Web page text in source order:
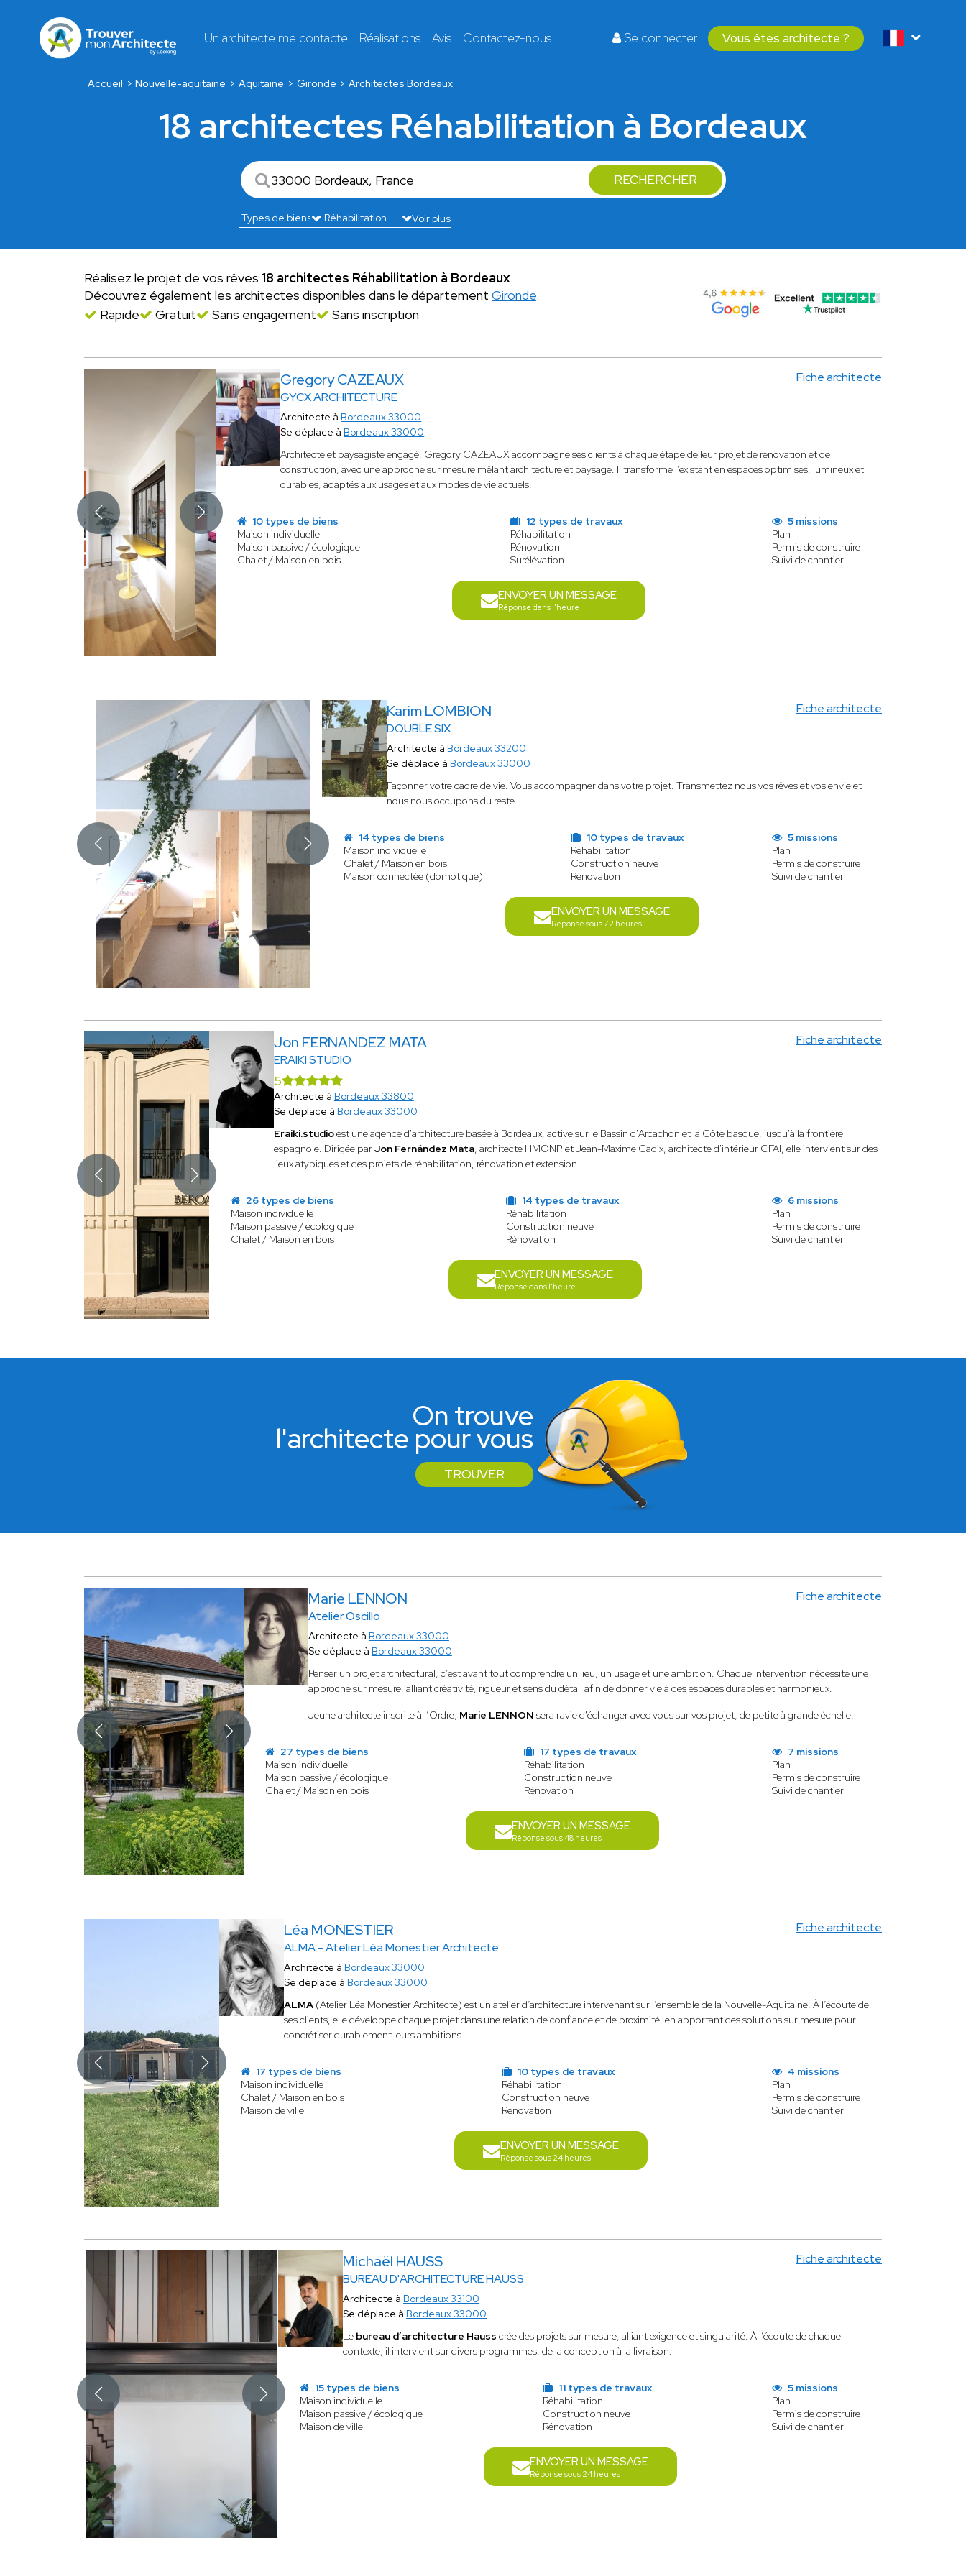
Un architecte me contacte Réalisations Avis Contactez-nous Se connecter Vous êtes architecte ?
Accueil Nouvelle-aquitaine Aquitaine Gironde Architectes Bordeaux
18 architectes Réhabilitation à Bordeaux
RECHERCHER
Voir plus
Réalisez le projet de vos rêves 18 architectes Réhabilitation à Bordeaux.
Découvrez également les architectes disponibles dans le département Gironde.
Rapide
Gratuit Sans engagement Sans inscription
Gregory CAZEAUX
GYCX ARCHITECTURE
Fiche architecte
Architecte à Bordeaux 33000
Se déplace à Bordeaux 33000
Architecte et paysagiste engagé, Grégory CAZEAUX accompagne ses clients à chaque étape de leur projet de rénovation et de
construction, avec une approche sur mesure mêlant architecture et paysage. Il transforme l’existant en espaces optimisés, lumineux et
durables, adaptés aux usages et aux modes de vie actuels.
10 types de biens
Maison individuelle
Maison passive / écologique
Chalet / Maison en bois
12 types de travaux
Réhabilitation
Rénovation
Surélévation
5 missions
Plan
Permis de construire
Suivi de chantier
ENVOYER UN MESSAGE
Réponse dans l'heure
Karim LOMBION
DOUBLE SIX
Fiche architecte
Architecte à Bordeaux 33200
Se déplace à Bordeaux 33000
Façonner votre cadre de vie. Vous accompagner dans votre projet. Transmettez nous vos rêves et vos envie et
nous nous occupons du reste.
14 types de biens
Maison individuelle
Chalet / Maison en bois
Maison connectée (domotique)
10 types de travaux
Réhabilitation
Construction neuve
Rénovation
5 missions
Plan
Permis de construire
Suivi de chantier
ENVOYER UN MESSAGE
Réponse sous 72 heures
Jon FERNANDEZ MATA
ERAIKI STUDIO
Fiche architecte
5
Architecte à Bordeaux 33800
Se déplace à Bordeaux 33000
Eraiki.studioest une agence d'architecture basée à Bordeaux, active sur le Bassin d'Arcachon et la Côte basque, jusqu'à la frontière
espagnole. Dirigée parJon Fernández Mata, architecte HMONP, et Jean-Maxime Cadix, architecte d'intérieur CFAI, elle intervient sur des
lieux atypiques et des projets de réhabilitation, rénovation et extension.
26 types de biens
Maison individuelle
Maison passive / écologique
Chalet / Maison en bois
14 types de travaux
Réhabilitation
Construction neuve
Rénovation
6 missions
Plan
Permis de construire
Suivi de chantier
ENVOYER UN MESSAGE
Réponse dans l'heure
On trouve
l'architecte pour vous
TROUVER
Marie LENNON
Atelier Oscillo
Fiche architecte
Architecte à Bordeaux 33000
Se déplace à Bordeaux 33000
Penser un projet architectural, c’est avant tout comprendre un lieu, un usage et une ambition. Chaque intervention nécessite une
approche sur mesure, alliant créativité, rigueur et sens du détail afin de donner vie à des espaces durables et harmonieux.
Jeune architecte inscrite à l’Ordre, Marie LENNON sera ravie d'échanger avec vous sur vos projet, de petite à grande échelle.
27 types de biens
Maison individuelle
Maison passive / écologique
Chalet / Maison en bois
17 types de travaux
Réhabilitation
Construction neuve
Rénovation
7 missions
Plan
Permis de construire
Suivi de chantier
ENVOYER UN MESSAGE
Réponse sous 48 heures
Léa MONESTIER
ALMA - Atelier Léa Monestier Architecte
Fiche architecte
Architecte à Bordeaux 33000
Se déplace à Bordeaux 33000
ALMA (Atelier Léa Monestier Architecte) est un atelier d’architecture intervenant sur l’ensemble de la Nouvelle-Aquitaine. À l’écoute de
ses clients, elle développe chaque projet dans une relation de confiance et de proximité, en apportant des solutions sur mesure pour
concrétiser durablement leurs ambitions.
17 types de biens
Maison individuelle
Chalet / Maison en bois
Maison de ville
10 types de travaux
Réhabilitation
Construction neuve
Rénovation
4 missions
Plan
Permis de construire
Suivi de chantier
ENVOYER UN MESSAGE
Réponse sous 24 heures
Michaël HAUSS
BUREAU D'ARCHITECTURE HAUSS
Fiche architecte
Architecte à Bordeaux 33100
Se déplace à Bordeaux 33000
Le bureau d’architecture Hauss crée des projets sur mesure, alliantexigence et singularité. À l’écoute de chaque
contexte, il intervient sur divers programmes, de la conception à la livraison.
15 types de biens
Maison individuelle
Maison passive / écologique
Maison de ville
11 types de travaux
Réhabilitation
Construction neuve
Rénovation
5 missions
Plan
Permis de construire
Suivi de chantier
ENVOYER UN MESSAGE
Réponse sous 24 heures